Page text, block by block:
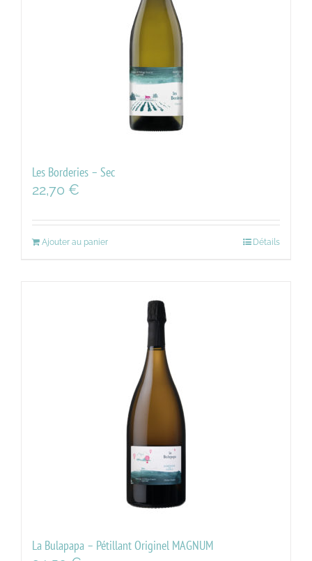
Les Borderies – Sec
22,70 €
Ajouter au panier Détails
La Bulapapa – Pétillant Originel MAGNUM